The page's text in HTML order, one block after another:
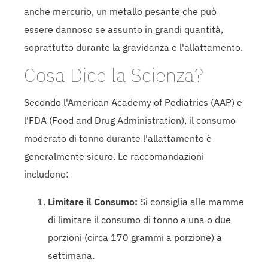
anche mercurio, un metallo pesante che può
essere dannoso se assunto in grandi quantità,
soprattutto durante la gravidanza e l'allattamento.
Cosa Dice la Scienza?
Secondo l'American Academy of Pediatrics (AAP) e
l'FDA (Food and Drug Administration), il consumo
moderato di tonno durante l'allattamento è
generalmente sicuro. Le raccomandazioni
includono:
Limitare il Consumo: Si consiglia alle mamme
di limitare il consumo di tonno a una o due
porzioni (circa 170 grammi a porzione) a
settimana.